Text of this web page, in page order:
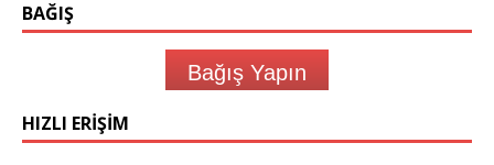
BAĞIŞ
Bağış Yapın
HIZLI ERIŞIM